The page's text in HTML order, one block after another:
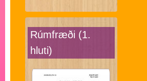
Rúmfræði (1.
hluti)